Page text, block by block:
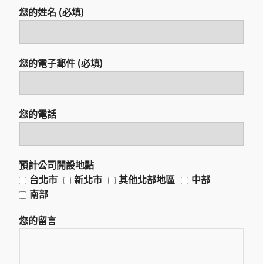
您的姓名 (必填)
您的電子郵件 (必填)
您的電話
預計公司開設地點
台北市
新北市 其他北部地區
中部
南部
您的留言